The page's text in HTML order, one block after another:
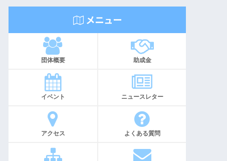
メニュー
団体概要 助成金
イベント ニュースレター
アクセス よくある質問